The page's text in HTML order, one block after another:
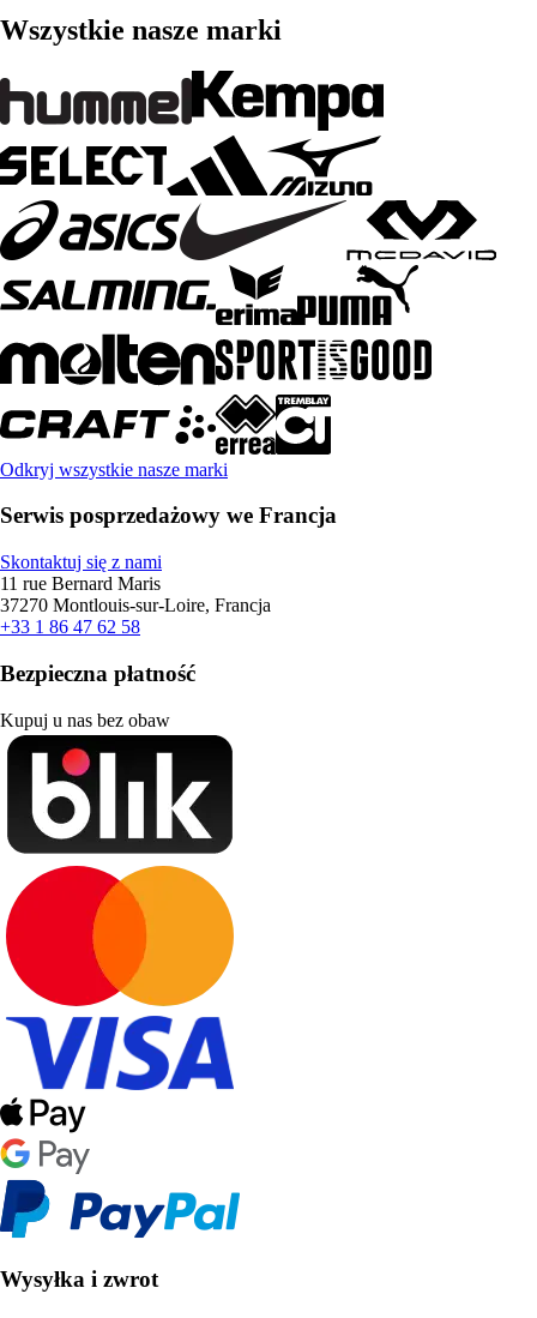
Wszystkie nasze marki
Odkryj wszystkie nasze marki
Serwis posprzedażowy we Francja
Skontaktuj się z nami
11 rue Bernard Maris
37270 Montlouis-sur-Loire, Francja
+33 1 86 47 62 58
Bezpieczna płatność
Kupuj u nas bez obaw
Wysyłka i zwrot